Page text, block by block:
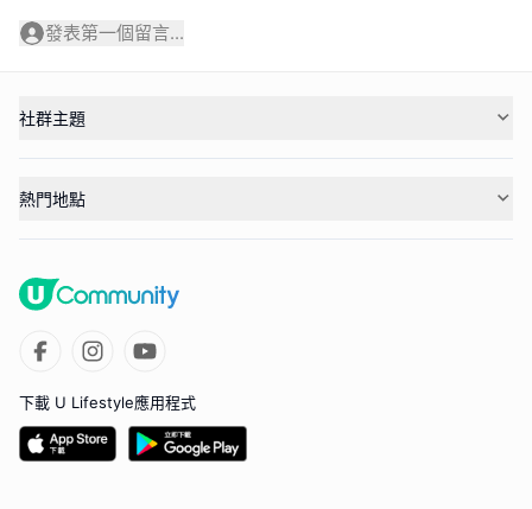
發表第一個留言...
社群主題
熱門地點
下載 U Lifestyle應用程式